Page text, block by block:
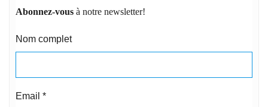
Abonnez-vous à notre newsletter!
Nom complet
Email *